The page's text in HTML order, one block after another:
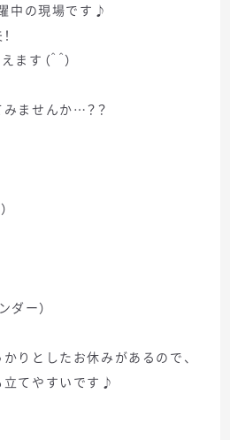
中の現場です♪
す（＾＾）
ませんか…？？
ダー）
りとしたお休みがあるので、
てやすいです♪